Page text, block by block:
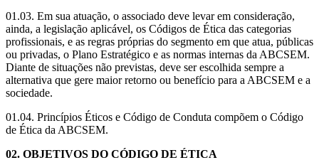
01.03. Em sua atuação, o associado deve levar em consideração,
ainda, a legislação aplicável, os Códigos de Ética das categorias
profissionais, e as regras próprias do segmento em que atua, públicas
ou privadas, o Plano Estratégico e as normas internas da ABCSEM.
Diante de situações não previstas, deve ser escolhida sempre a
alternativa que gere maior retorno ou benefício para a ABCSEM e a
sociedade.
01.04. Princípios Éticos e Código de Conduta compõem o Código
de Ética da ABCSEM.
02. OBJETIVOS DO CÓDIGO DE ÉTICA